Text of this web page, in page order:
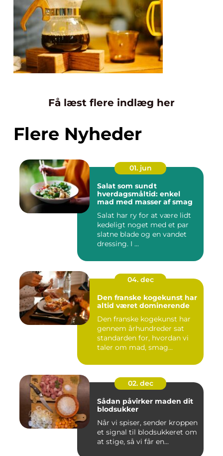
Få læst flere indlæg her
Flere Nyheder
01. jun
Salat som sundt
hverdagsmåltid: enkel
mad med masser af smag
Salat har ry for at være lidt
kedeligt noget med et par
slatne blade og en vandet
dressing. I ...
04. dec
Den franske kogekunst har
altid været dominerende
Den franske kogekunst har
gennem århundreder sat
standarden for, hvordan vi
taler om mad, smag...
02. dec
Sådan påvirker maden dit
blodsukker
Når vi spiser, sender kroppen
et signal til blodsukkeret om
at stige, så vi får en...